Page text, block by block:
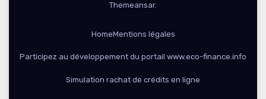
Themeansar.
HomeMentions légales
Participez au développement du portail www.eco-finance.info
Simulation rachat de crédits en ligne